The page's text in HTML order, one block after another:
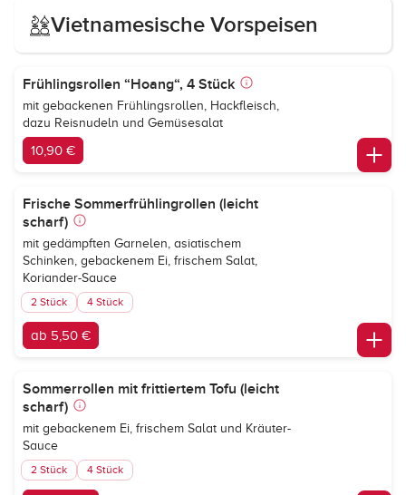
Vietnamesische Vorspeisen
Frühlingsrollen “Hoang“, 4 Stück
mit gebackenen Frühlingsrollen, Hackfleisch,
dazu Reisnudeln und Gemüsesalat
10,90 €
Frische Sommerfrühlingrollen (leicht
scharf)
mit gedämpften Garnelen, asiatischem
Schinken, gebackenem Ei, frischem Salat,
Koriander-Sauce
2 Stück 4 Stück
ab 5,50 €
Sommerrollen mit frittiertem Tofu (leicht
scharf)
mit gebackenem Ei, frischem Salat und Kräuter-
Sauce
2 Stück 4 Stück